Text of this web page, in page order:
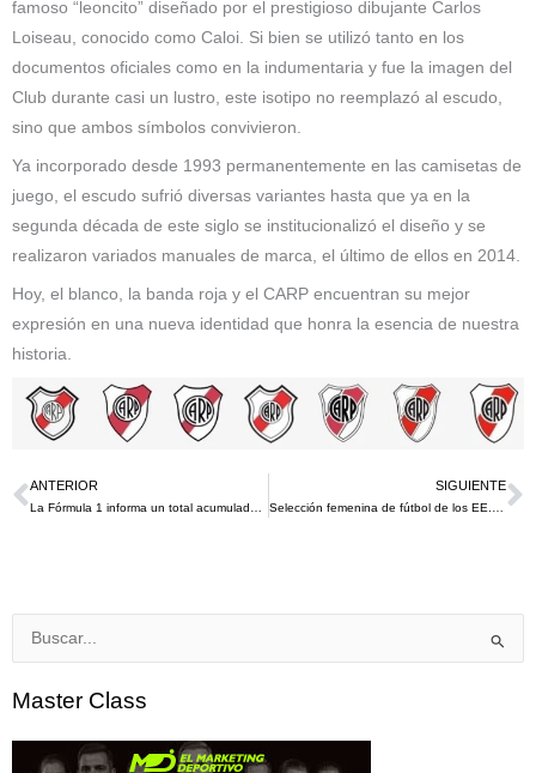
famoso “leoncito” diseñado por el prestigioso dibujante Carlos
Loiseau, conocido como Caloi. Si bien se utilizó tanto en los
documentos oficiales como en la indumentaria y fue la imagen del
Club durante casi un lustro, este isotipo no reemplazó al escudo,
sino que ambos símbolos convivieron.
Ya incorporado desde 1993 permanentemente en las camisetas de
juego, el escudo sufrió diversas variantes hasta que ya en la
segunda década de este siglo se institucionalizó el diseño y se
realizaron variados manuales de marca, el último de ellos en 2014.
Hoy, el blanco, la banda roja y el CARP encuentran su mejor
expresión en una nueva identidad que honra la esencia de nuestra
historia.
Ant
ANTERIOR
La Fórmula 1 informa un total acumulado de 1500 millones de audiencia televisiva en 2021
SIGUIENTE
Selección femenina de fútbol de los EE. UU. logra equidad salarial frente a la selección masculina en un acuerdo de 24 millones de dólares
Buscar
Master Class